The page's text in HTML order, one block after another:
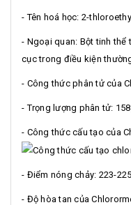
- Tên hoá học: 2-
- Ngoại quan: Bột tinh thể
cục trong điều kiện
- Công thức phân tử của
- Trọng lượng phân tử:
- Công thức cấu tạo của
- Điểm nóng chảy: 223-225
- Độ hòa tan của